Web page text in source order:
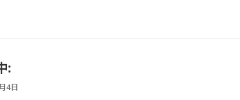
:
4日